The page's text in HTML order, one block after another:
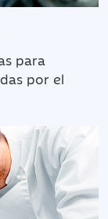
para
por el